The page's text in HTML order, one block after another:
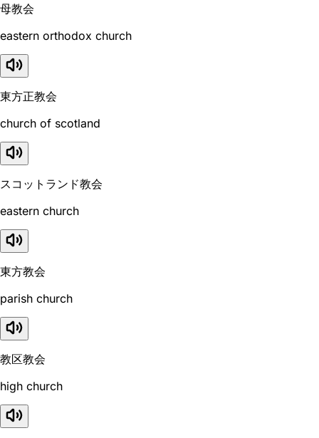
母教会
eastern orthodox church
東方正教会
church of scotland
スコットランド教会
eastern church
東方教会
parish church
教区教会
high church